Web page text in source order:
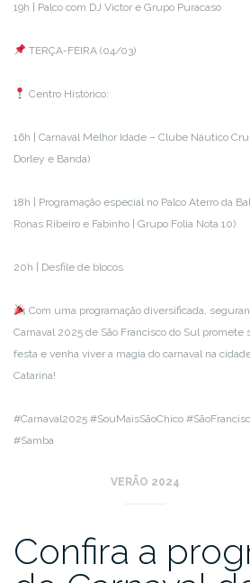
19h | Palco com DJ Victor e Grupo Puracaso
TERÇA-FEIRA (04/03)
Centro Histórico:
16h | Carnaval Melhor Idade – Clube Náutico
Dorley e Banda)
18h | Programação especial no Palco Aterro da
Ronas Ribeiro e Fabinho | Grupo Folia Nota 10)
20h | Desfile de blocos
Com uma programação diversificada,
Carnaval 2025 de São Francisco do Sul
festa e venha viver a magia do carnaval na
Catarina!
#Carnaval2025 #SouMaisSãoChico
#Samba
VERÃO 2024
Confira a